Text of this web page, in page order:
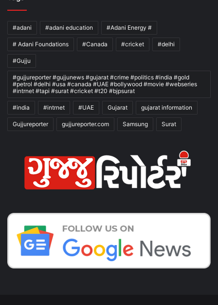
#adani #adani education #Adani Energy #
# Adani Foundations #Canada #cricket #delhi
#Gujju
#gujjureporter #gujjunews #gujarat #crime #politics #india #gold
#petrol #delhi #usa #canada #UAE #bollywood #movie #webseries
#intrnet #tapi #surat #cricket #t20 #bjpsurat
#india #intrnet #UAE Gujarat gujarat information
Gujjureporter gujjureporter.com Samsung Surat